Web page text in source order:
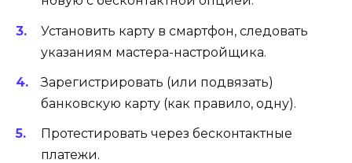
Установить карту в смартфон, следовать
указаниям мастера-настройщика.
Зарегистрировать (или подвязать)
банковскую карту (как правило, одну).
Протестировать через бесконтактные
платежи.